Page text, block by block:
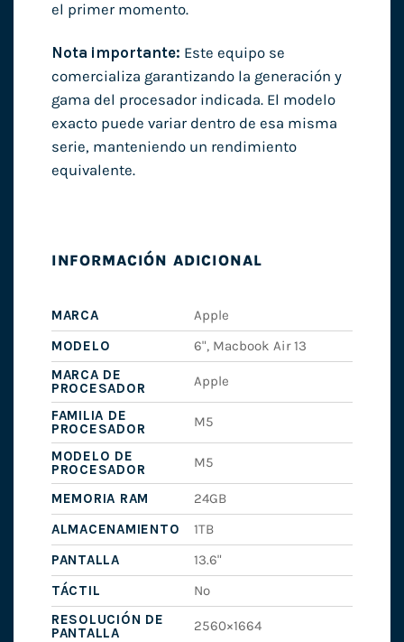
el primer momento.
Nota importante: Este equipo se
comercializa garantizando la generación y
gama del procesador indicada. El modelo
exacto puede variar dentro de esa misma
serie, manteniendo un rendimiento
equivalente.
INFORMACIÓN ADICIONAL
MARCA
Apple
MODELO
6", Macbook Air 13
MARCA DE
PROCESADOR
Apple
FAMILIA DE
PROCESADOR
M5
MODELO DE
PROCESADOR
M5
MEMORIA RAM
24GB
ALMACENAMIENTO
1TB
PANTALLA
13.6"
TÁCTIL
No
RESOLUCIÓN DE
PANTALLA
2560×1664